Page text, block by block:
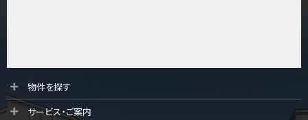
第10位
3,680万円
物件を探す
サービス・ご案内